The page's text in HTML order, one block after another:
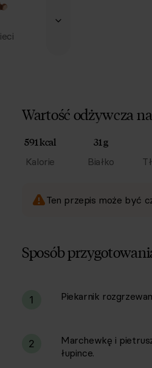
Wartość odżywcza
591 kcal
Kalorie
31 g
Białko
Ten przepis może być
Sposób
1 Piekarnik
2
Marchewkę i
łupince.